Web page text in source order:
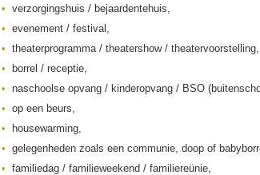
verzorgingshuis / bejaardentehuis,
evenement / festival,
theaterprogramma / theatershow / theatervoorstelling,
borrel / receptie,
naschoolse opvang / kinderopvang / BSO
op een beurs,
housewarming,
gelegenheden zoals een communie, doop of
familiedag / familieweekend / familiereünie,